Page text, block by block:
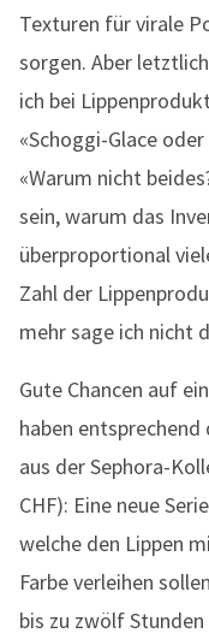
Texturen für virale
sorgen. Aber
ich bei
«Schoggi-Glace
«Warum nicht
sein, warum das
überproportional
Zahl der
mehr sage ich nicht
Gute Chancen auf
haben
aus der Sephora-
CHF): Eine neue
welche den Lippen
Farbe verleihen
bis zu zwölf